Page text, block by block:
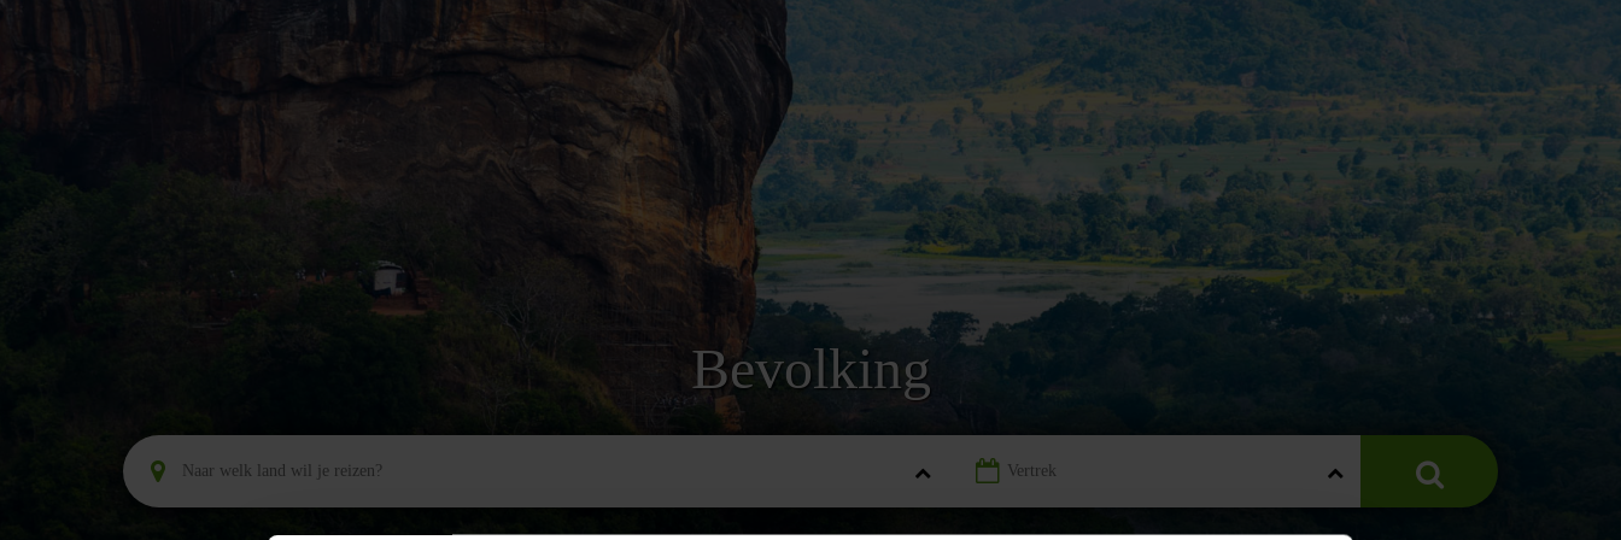
Bevolking